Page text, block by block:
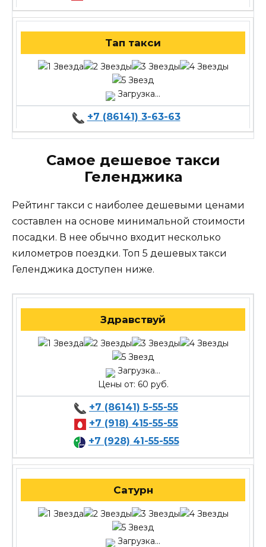
Тап такси
Загрузка...
+7 (86141) 3-63-63
Самое дешевое такси
Геленджика
Рейтинг такси с наиболее дешевыми ценами
составлен на основе минимальной стоимости
посадки. В нее обычно входит несколько
километров поездки. Топ 5 дешевых такси
Геленджика доступен ниже.
Здравствуй
Загрузка...
Цены от: 60 руб.
+7 (86141) 5-55-55
+7 (918) 415-55-55
+7 (928) 41-55-555
Сатурн
Загрузка...